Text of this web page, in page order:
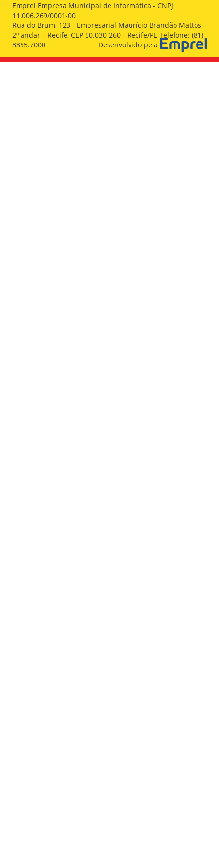
Emprel Empresa Municipal de Informática - CNPJ
11.006.269/0001-00
Rua do Brum, 123 - Empresarial Maurício Brandão Mattos -
2º andar – Recife, CEP 50.030-260 - Recife/PE Telefone: (81)
3355.7000
Desenvolvido pela